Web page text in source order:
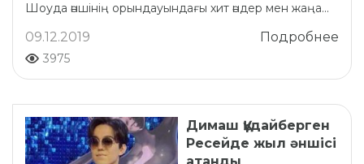
Шоуда әншінің орындауындағы хит әндер мен жаңа...
Подробнее
09.12.2019
3975
Димаш Құдайберген
Ресейде жыл әншісі